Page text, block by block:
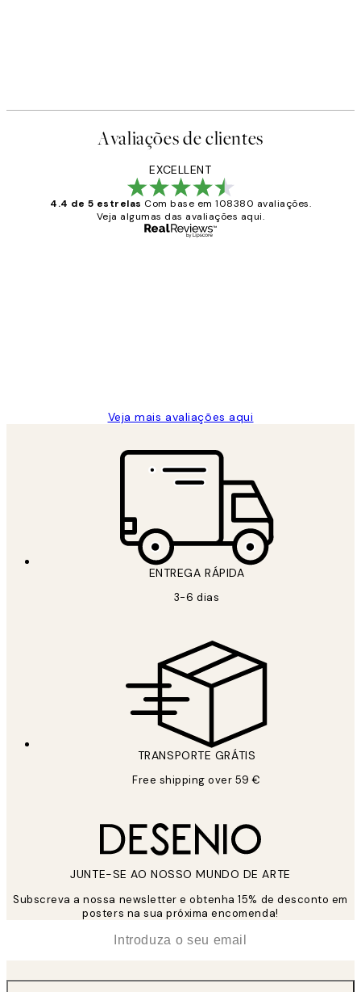
Avaliações de clientes
EXCELLENT
4.4 de 5 estrelas Com base em 108380 avaliações.
Veja algumas das avaliações aqui.
Veja mais avaliações aqui
ENTREGA RÁPIDA
3-6 dias
TRANSPORTE GRÁTIS
Free shipping over 59 €
JUNTE-SE AO NOSSO MUNDO DE ARTE
Subscreva a nossa newsletter e obtenha 15% de desconto em
posters na sua próxima encomenda!